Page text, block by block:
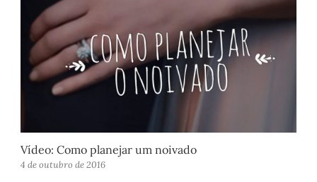
Vídeo: Como planejar um noivado
4 de outubro de 2016